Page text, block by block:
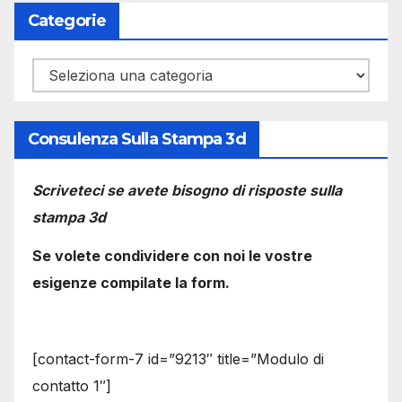
Categorie
Categorie
Consulenza Sulla Stampa 3d
Scriveteci se avete bisogno di risposte sulla
stampa 3d
Se volete condividere con noi le vostre
esigenze compilate la form.
[contact-form-7 id=”9213″ title=”Modulo di
contatto 1″]